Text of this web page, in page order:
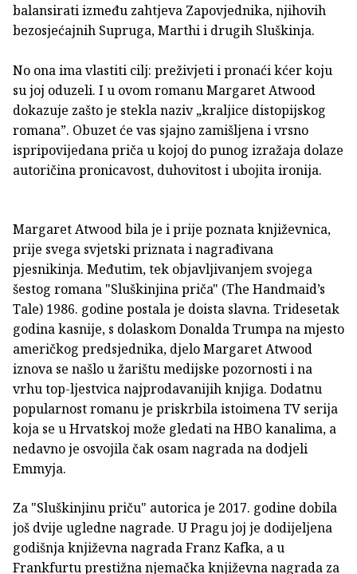
balansirati između zahtjeva Zapovjednika, njihovih
bezosjećajnih Supruga, Marthi i drugih Sluškinja.
No ona ima vlastiti cilj: preživjeti i pronaći kćer koju
su joj oduzeli. I u ovom romanu Margaret Atwood
dokazuje zašto je stekla naziv „kraljice distopijskog
romana”. Obuzet će vas sjajno zamišljena i vrsno
ispripovijedana priča u kojoj do punog izražaja dolaze
autoričina pronicavost, duhovitost i ubojita ironija.
Margaret Atwood bila je i prije poznata književnica,
prije svega svjetski priznata i nagrađivana
pjesnikinja. Međutim, tek objavljivanjem svojega
šestog romana "Sluškinjina priča" (The Handmaid’s
Tale) 1986. godine postala je doista slavna. Tridesetak
godina kasnije, s dolaskom Donalda Trumpa na mjesto
američkog predsjednika, djelo Margaret Atwood
iznova se našlo u žarištu medijske pozornosti i na
vrhu top-ljestvica najprodavanijih knjiga. Dodatnu
popularnost romanu je priskrbila istoimena TV serija
koja se u Hrvatskoj može gledati na HBO kanalima, a
nedavno je osvojila čak osam nagrada na dodjeli
Emmyja.
Za "Sluškinjinu priču" autorica je 2017. godine dobila
još dvije ugledne nagrade. U Pragu joj je dodijeljena
godišnja književna nagrada Franz Kafka, a u
Frankfurtu prestižna njemačka književna nagrada za